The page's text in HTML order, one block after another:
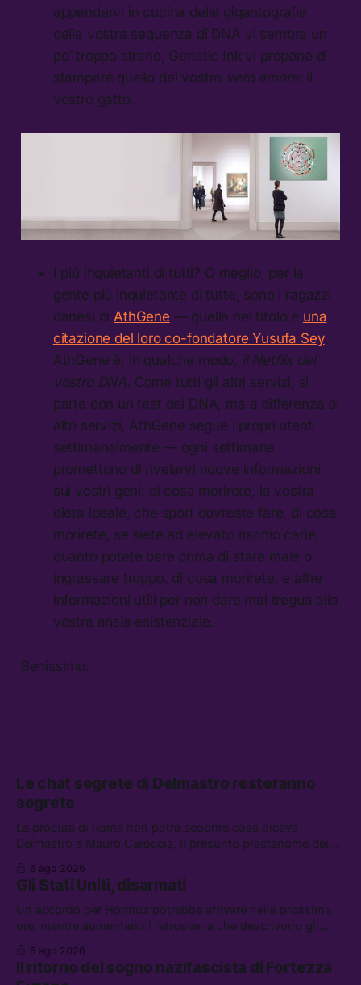
appendervi in cucina delle gigantografie
della vostra sequenza di DNA vi sembra un
po’ troppo strano, Genetic Ink vi propone di
stampare quello del vostro vero amore: il
vostro gatto.
I più inquietanti di tutti? O meglio, per la
gente più inquietante di tutte, sono i ragazzi
danesi diAthGene — quella nel titolo è una
citazione del loro co-fondatore Yusufa Sey.
AthGene è, in qualche modo, il Netflix del
vostro DNA. Come tutti gli altri servizi, si
parte con un test del DNA, ma a differenza di
altri servizi, AthGene segue i propri utenti
settimanalmente — ogni settimana
promettono di rivelarvi nuove informazioni
sui vostri geni: di cosa morirete, la vostra
dieta ideale, che sport dovreste fare, di cosa
morirete, se siete ad elevato rischio carie,
quanto potete bere prima di stare male o
ingrassare troppo, di cosa morirete, e altre
informazioni utili per non dare mai tregua alla
vostra ansia esistenziale.
Benissimo.
Le chat segrete di Delmastro resteranno
segrete
La procura di Roma non potrà scoprire cosa diceva
Delmastro a Mauro Caroccia, il presunto prestanome del
attacchi in Libano, il governo chiederà 36 miliardi di
flessibilità in armi e energia, e Grokipedia è già stata
abbandonata
6 ago 2026
Gli Stati Uniti, disarmati
Un accordo per Hormuz potrebbe arrivare nelle prossime
ore, mentre aumentano i retroscena che descrivono gli
chi aspetta i dispersi di Ceuta, il boom dei carburanti
diluiti, e quanti attivisti anti data center sono stati arrestati
5 ago 2026
Il ritorno del sogno nazifascista di Fortezza